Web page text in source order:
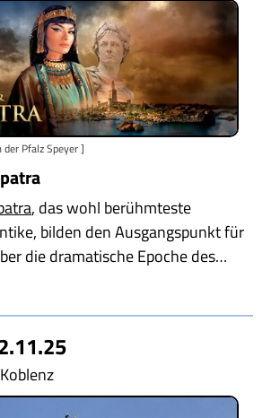
Pfalz Speyer ]
, das wohl berühmteste
bilden den Ausgangspunkt für
die dramatische Epoche des…